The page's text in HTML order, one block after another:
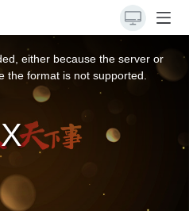
either because the server or
the format is not supported.